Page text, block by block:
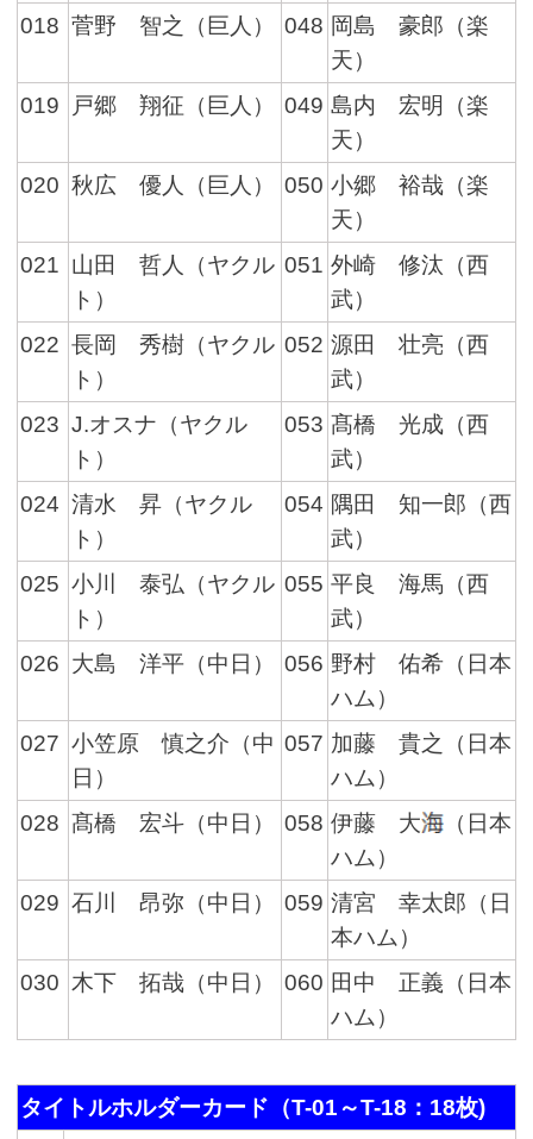
018 菅野 智之（巨人） 048 岡島 豪郎（楽
天）
019
戸郷 翔征（巨人） 049 島内 宏明（楽
天）
020 秋広 優人（巨人） 050 小郷 裕哉（楽
天）
021 山田 哲人（ヤクル
ト）
051 外崎 修汰（西
武）
022 長岡 秀樹（ヤクル
ト）
052 源田 壮亮（西
武）
023 J.オスナ（ヤクル
ト）
053 髙橋 光成（西
武）
024 清水 昇（ヤクル
ト）
054 隅田 知一郎（西
武）
025 小川 泰弘（ヤクル
ト）
055 平良 海馬（西
武）
026 大島 洋平（中日） 056 野村 佑希（日本
ハム）
027 小笠原 慎之介（中
日）
057 加藤 貴之（日本
ハム）
028 髙橋 宏斗（中日） 058 伊藤 大
（日本
ハム）
029 石川 昂弥（中日） 059 清宮 幸太郎（日
本ハム）
030 木下 拓哉（中日） 060 田中 正義（日本
ハム）
タイトルホルダーカード（T-01～T-18：18枚)